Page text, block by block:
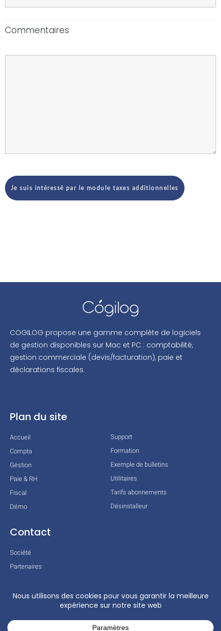
Commentaires
COGILOG propose une gamme complète de logiciels
de gestion disponibles sur Mac et PC : comptabilité,
gestion commerciale (devis/facturation), paie et
déclarations fiscales.
Plan du site
Accueil
Compta
Gestion
Paie & RH
Fiscal
Démo
Support
Formation
Exemple de bulletins
Utilitaires
Tarifs abonnements
Désinstalleur
Contact
Société
Partenaires
Mentions légales
Conditions générales
Actualités